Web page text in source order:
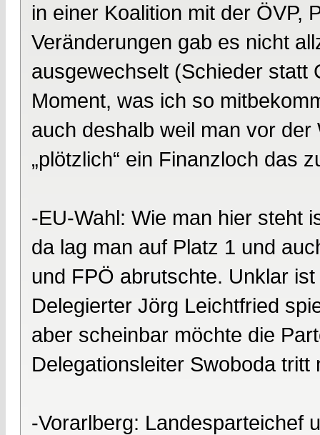
in einer Koalition mit der ÖVP,
Veränderungen gab es nicht
ausgewechselt (Schieder statt
Moment, was ich so
auch deshalb weil man vor
„plötzlich“ ein Finanzloch das
-EU-Wahl: Wie man hier steht
da lag man auf Platz 1 und
und FPÖ abrutschte. Unklar
Delegierter Jörg Leichtfried
aber scheinbar möchte die
Delegationsleiter Swoboda tritt
-Vorarlberg: Landesparteichef